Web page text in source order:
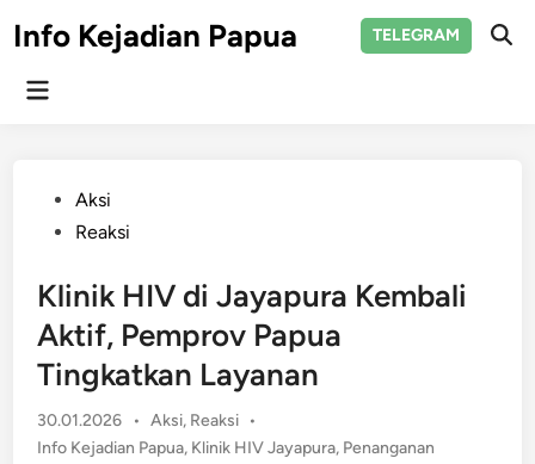
toInfo Kejadian Papua TELEGRAM
Main
PostedAksi
Reaksi
Klinik HIV di Jayapura Kembali
Aktif, Pemprov Papua
Tingkatkan Layanan
30.01.2026 • Posted
in
Aksi, Reaksi •
Info Kejadian Papua, Klinik HIV Jayapura, Penanganan